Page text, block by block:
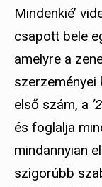
Mindenkié’
csapott bele
amelyre a
szerzeményei
első szám, a
és foglalja
mindannyian
szigorúbb